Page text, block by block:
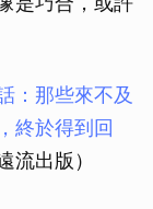
：那些來不及
終於得到回
流出版）